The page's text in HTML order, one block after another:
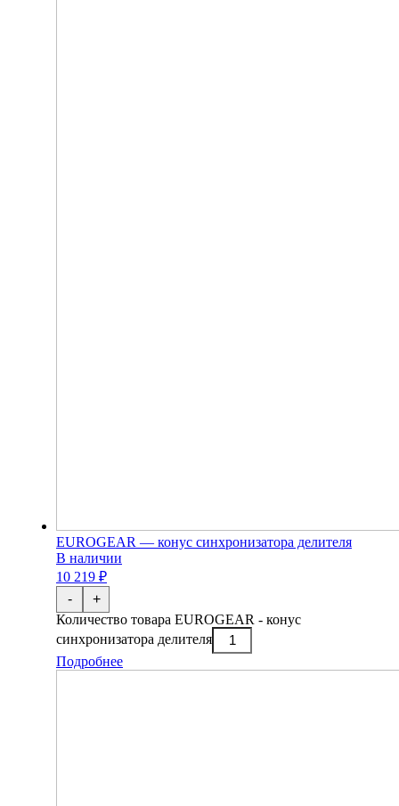
EUROGEAR — конус синхронизатора делителя
В наличии
10 219 ₽
-
Количество товара EUROGEAR - конус
синхронизатора делителя
+
Подробнее